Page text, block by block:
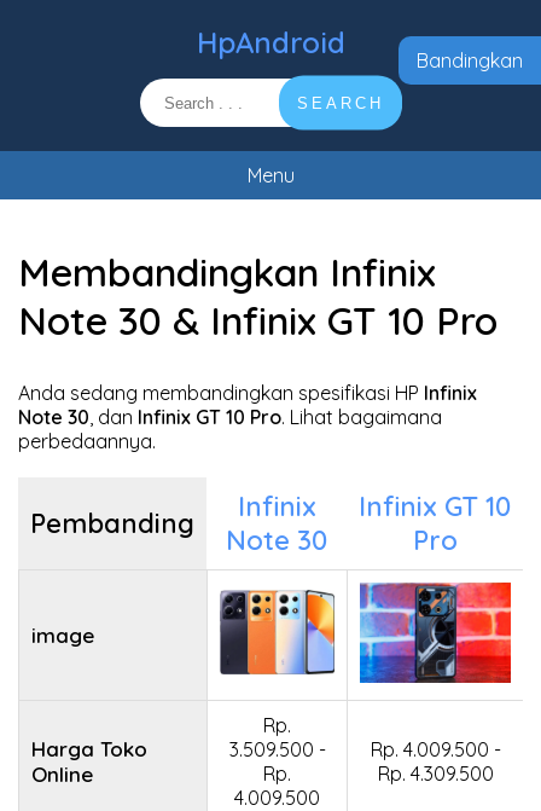
HpAndroid
SEARCH
Menu
Membandingkan Infinix
Note 30 & Infinix GT 10 Pro
Anda sedang membandingkan spesifikasi HP Infinix
Note 30, dan Infinix GT 10 Pro. Lihat bagaimana
perbedaannya.
Pembanding
Infinix
Note 30
Infinix GT 10
Pro
image
Harga Toko
Online
Rp.
3.509.500 -
Rp.
4.009.500
Rp. 4.009.500 -
Rp. 4.309.500
Bandingkan